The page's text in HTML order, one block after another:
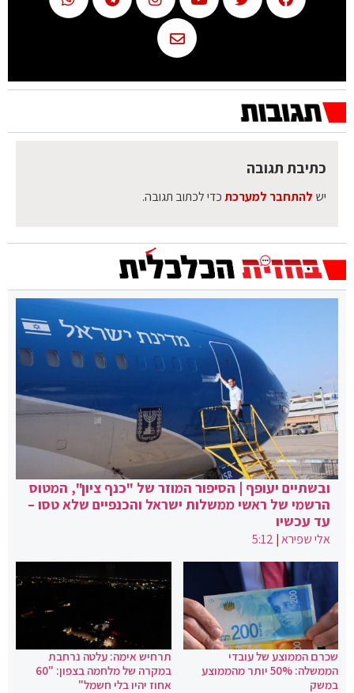
כתיבת תגובה
יש להתחבר למערכתכדי לכתוב תגובה.
ובשתיים יעופף | הסיפור המוזר של "כנף ציון", המטוס
הרשמי של ראשי ממשלות ישראל והכנפיים שלא טסו –
עד עכשיו
אלי שפירא|
5:12
שכרם הממוצע של עובדי
הממשלה: 50% יותר מהממוצע
במשק
תרחיש אימה: עלטה נרחבת
במקרה של מלחמה בצפון: "60
אחוז יהיו בלי חשמל"